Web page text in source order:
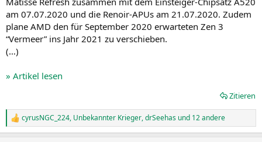
am 07.07.2020 und die Renoir-APUs am 21.07.2020. Zudem
plane AMD den für September 2020 erwarteten Zen 3
“Vermeer” ins Jahr 2021 zu verschieben.
(…)
» Artikel lesen
Zitieren
R
e
cyrusNGC_224, Unbekannter Krieger,drSeehas und 12 andere